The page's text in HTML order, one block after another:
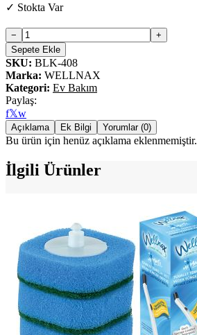
✓ Stokta Var
−
+
Sepete Ekle
SKU: BLK-408
Marka: WELLNAX
Kategori: Ev Bakım
Paylaş:
f𝕏w
Açıklama Ek Bilgi Yorumlar (0)
Bu ürün için henüz açıklama eklenmemiştir.
İlgili Ürünler